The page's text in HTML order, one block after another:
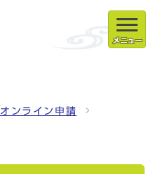
メニュー
オンライン申請